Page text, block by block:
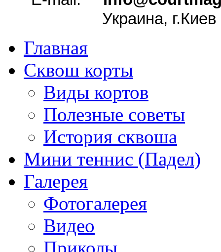
Украина, г.Киев
Главная
Сквош корты
Виды кортов
Полезные советы
История сквоша
Мини теннис (Падел)
Галерея
Фотогалерея
Видео